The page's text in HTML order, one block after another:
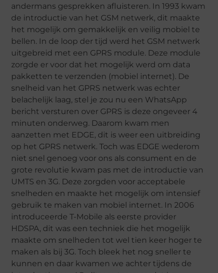
andermans gesprekken afluisteren. In 1993 kwam
de introductie van het GSM netwerk, dit maakte
het mogelijk om gemakkelijk en veilig mobiel te
bellen. In de loop der tijd werd het GSM netwerk
uitgebreid met een GPRS module. Deze module
zorgde er voor dat het mogelijk werd om data
pakketten te verzenden (mobiel internet). De
snelheid van het GPRS netwerk was echter
belachelijk laag, stel je zou nu een WhatsApp
bericht versturen over GPRS is deze ongeveer 4
minuten onderweg. Daarom kwam men
aanzetten met EDGE, dit is weer een uitbreiding
op het GPRS netwerk. Toch was EDGE wederom
niet snel genoeg voor ons als consument en de
grote revolutie kwam pas met de introductie van
UMTS en 3G. Deze zorgden voor acceptabele
snelheden en maakte het mogelijk om intensief
gebruik te maken van mobiel internet. In 2006
introduceerde T-Mobile als eerste provider
HDSPA, dit was een techniek die het mogelijk
maakte om snelheden tot wel tien keer hoger te
maken als bij 3G. Toch bleek het nog sneller te
kunnen en daar kwamen we achter tijdens de